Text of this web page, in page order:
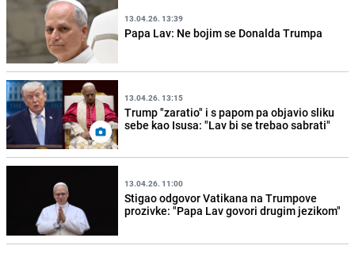
13.04.26. 13:39
Papa Lav: Ne bojim se Donalda Trumpa
13.04.26. 13:15
Trump "zaratio" i s papom pa objavio sliku
sebe kao Isusa: "Lav bi se trebao sabrati"
13.04.26. 11:00
Stigao odgovor Vatikana na Trumpove
prozivke: "Papa Lav govori drugim jezikom"